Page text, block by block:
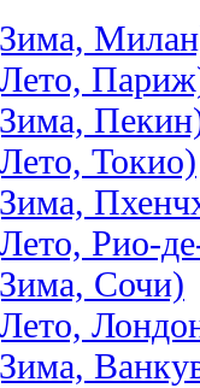
Токио)
Рио-
Сочи)